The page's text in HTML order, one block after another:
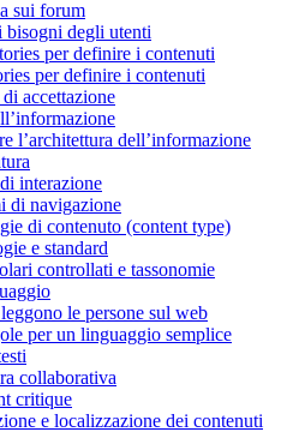
sui forum
bisogni degli utenti
per definire i contenuti
per definire i contenuti
accettazione
l’architettura dell’informazione
interazione
di navigazione
di contenuto (content type)
e standard
controllati e tassonomie
le persone sul web
per un linguaggio semplice
collaborativa
critique
e localizzazione dei contenuti